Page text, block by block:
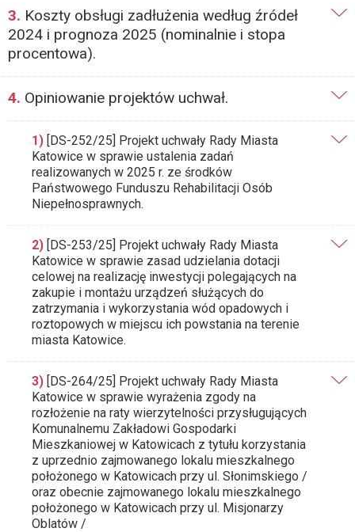
3. Koszty obsługi zadłużenia według źródeł
2024 i prognoza 2025 (nominalnie i stopa
procentowa).
4. Opiniowanie projektów uchwał.
1) [DS-252/25] Projekt uchwały Rady Miasta
Katowice w sprawie ustalenia zadań
realizowanych w 2025 r. ze środków
Państwowego Funduszu Rehabilitacji Osób
Niepełnosprawnych.
2) [DS-253/25] Projekt uchwały Rady Miasta
Katowice w sprawie zasad udzielania dotacji
celowej na realizację inwestycji polegających na
zakupie i montażu urządzeń służących do
zatrzymania i wykorzystania wód opadowych i
roztopowych w miejscu ich powstania na terenie
miasta Katowice.
3) [DS-264/25] Projekt uchwały Rady Miasta
Katowice w sprawie wyrażenia zgody na
rozłożenie na raty wierzytelności przysługujących
Komunalnemu Zakładowi Gospodarki
Mieszkaniowej w Katowicach z tytułu korzystania
z uprzednio zajmowanego lokalu mieszkalnego
położonego w Katowicach przy ul. Słonimskiego /
oraz obecnie zajmowanego lokalu mieszkalnego
położonego w Katowicach przy ul. Misjonarzy
Oblatów /